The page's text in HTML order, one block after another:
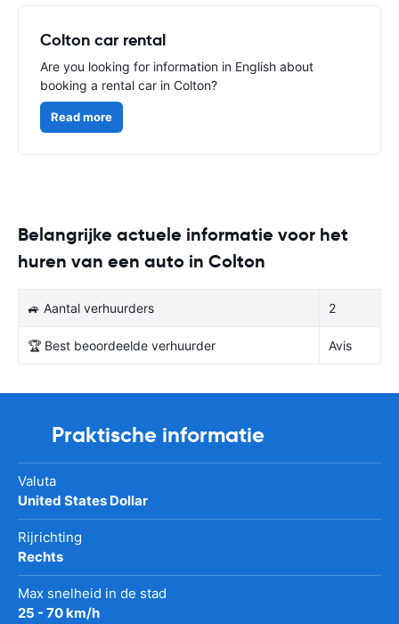
Colton car rental
Are you looking for information in English about
booking a rental car in Colton?
Read more
Belangrijke actuele informatie voor het
huren van een auto in Colton
🚙 Aantal verhuurders 2
🏆 Best beoordeelde verhuurder Avis
Praktische informatie
Valuta
United States Dollar
Rijrichting
Rechts
Max snelheid in de stad
25 - 70 km/h